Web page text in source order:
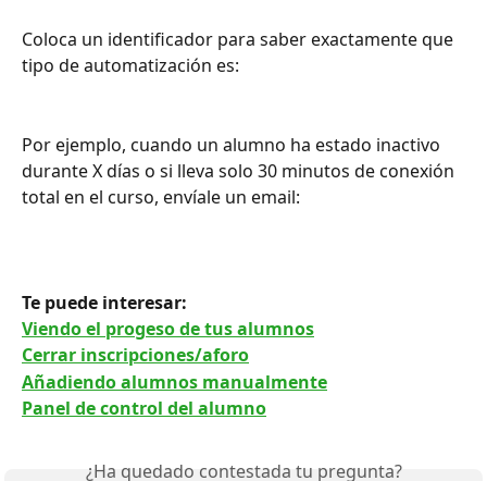
Coloca un identificador para saber exactamente que
tipo de automatización es:
Por ejemplo, cuando un alumno ha estado inactivo
durante X días o si lleva solo 30 minutos de conexión
total en el curso, envíale un email:
Te puede interesar:
Viendo el progeso de tus alumnos
Cerrar inscripciones/aforo
Añadiendo alumnos manualmente
Panel de control del alumno
¿Ha quedado contestada tu pregunta?